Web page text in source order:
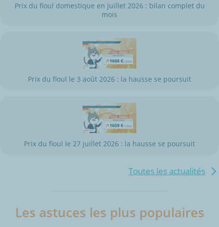
Prix du fioul domestique en juillet 2026 : bilan complet du
mois
Prix du fioul le 3 août 2026 : la hausse se poursuit
Prix du fioul le 27 juillet 2026 : la hausse se poursuit
Toutes les actualités
Les astuces les plus populaires